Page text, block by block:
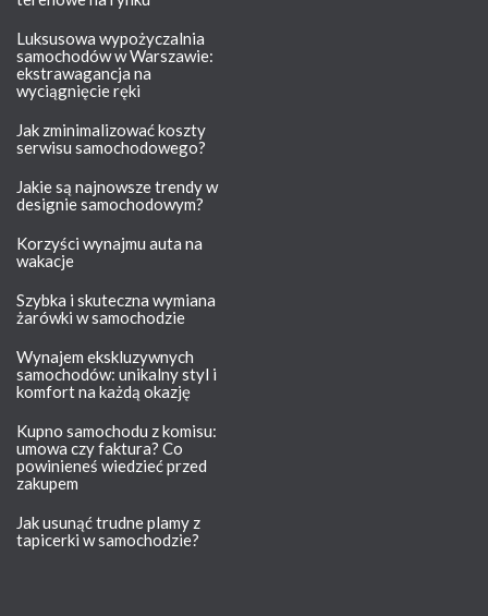
Luksusowa wypożyczalnia
samochodów w Warszawie:
ekstrawagancja na
wyciągnięcie ręki
Jak zminimalizować koszty
serwisu samochodowego?
Jakie są najnowsze trendy w
designie samochodowym?
Korzyści wynajmu auta na
wakacje
Szybka i skuteczna wymiana
żarówki w samochodzie
Wynajem ekskluzywnych
samochodów: unikalny styl i
komfort na każdą okazję
Kupno samochodu z komisu:
umowa czy faktura? Co
powinieneś wiedzieć przed
zakupem
Jak usunąć trudne plamy z
tapicerki w samochodzie?